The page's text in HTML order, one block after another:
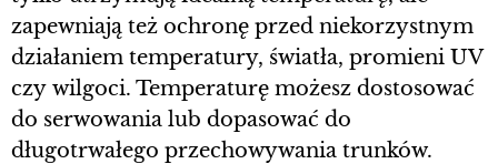
zapewniają też ochronę przed niekorzystnym
działaniem temperatury, światła, promieni UV
czy wilgoci. Temperaturę możesz dostosować
do serwowania lub dopasować do
długotrwałego przechowywania trunków.